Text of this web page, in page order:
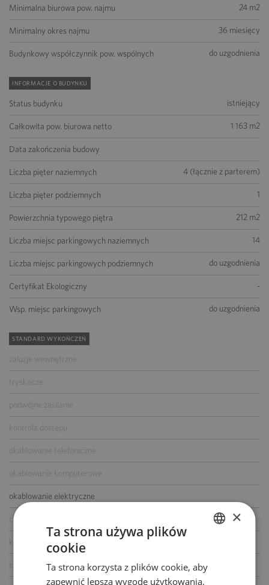
Minimalna biurowa pow. najmu 24 m2
Minimalny okres najmu 36 miesięcy
Budynkowy współczynnik pow. wspólnych do uzgodnienia
INFORMACJE O BUDYNKU
Status budynku istniejący
Całkowita pow. biurowa netto 1 163 m2
Data zakończenia budowy
Liczba pięter naziemnych 4 (łącznie z parterem)
Liczba pięter podziemnych 1
Powierzchnia typowego piętra 212 m2
Liczba miejsc parkingowych naziemnych 14
Liczba miejsc parkingowych podziemnych do uzgodnienia
Certyfikat Ekologiczny -
Wsp. miejsc parkingowych do uzgodnienia
STANDARD WYKOŃCZEŃ
żaluzje wewnętrzne
tryskacze
podwójne zasilanie
kontrola dostępu
okablowanie telefoniczne
okablowanie komputerowe
okablowanie elektryczne
centrala telefoniczna
czujniki dymu i ciepła
ENGLISH
×
Ta strona używa plików
cookie
Ta strona korzysta z plików cookie, aby
zapewnić lepszą wygodę użytkowania.